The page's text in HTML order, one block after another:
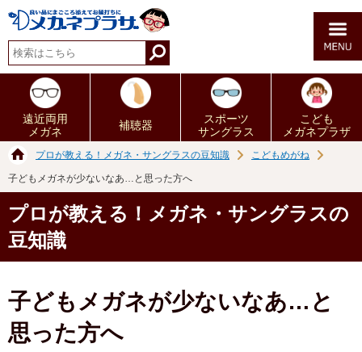
遠近両用
メガネ
補聴器
スポーツ
サングラス
こども
メガネプラザ
プロが教える！メガネ・サングラスの豆知識 こどもめがね
子どもメガネが少ないなあ…と思った方へ
プロが教える！メガネ・サングラスの
豆知識
子どもメガネが少ないなあ…と
思った方へ